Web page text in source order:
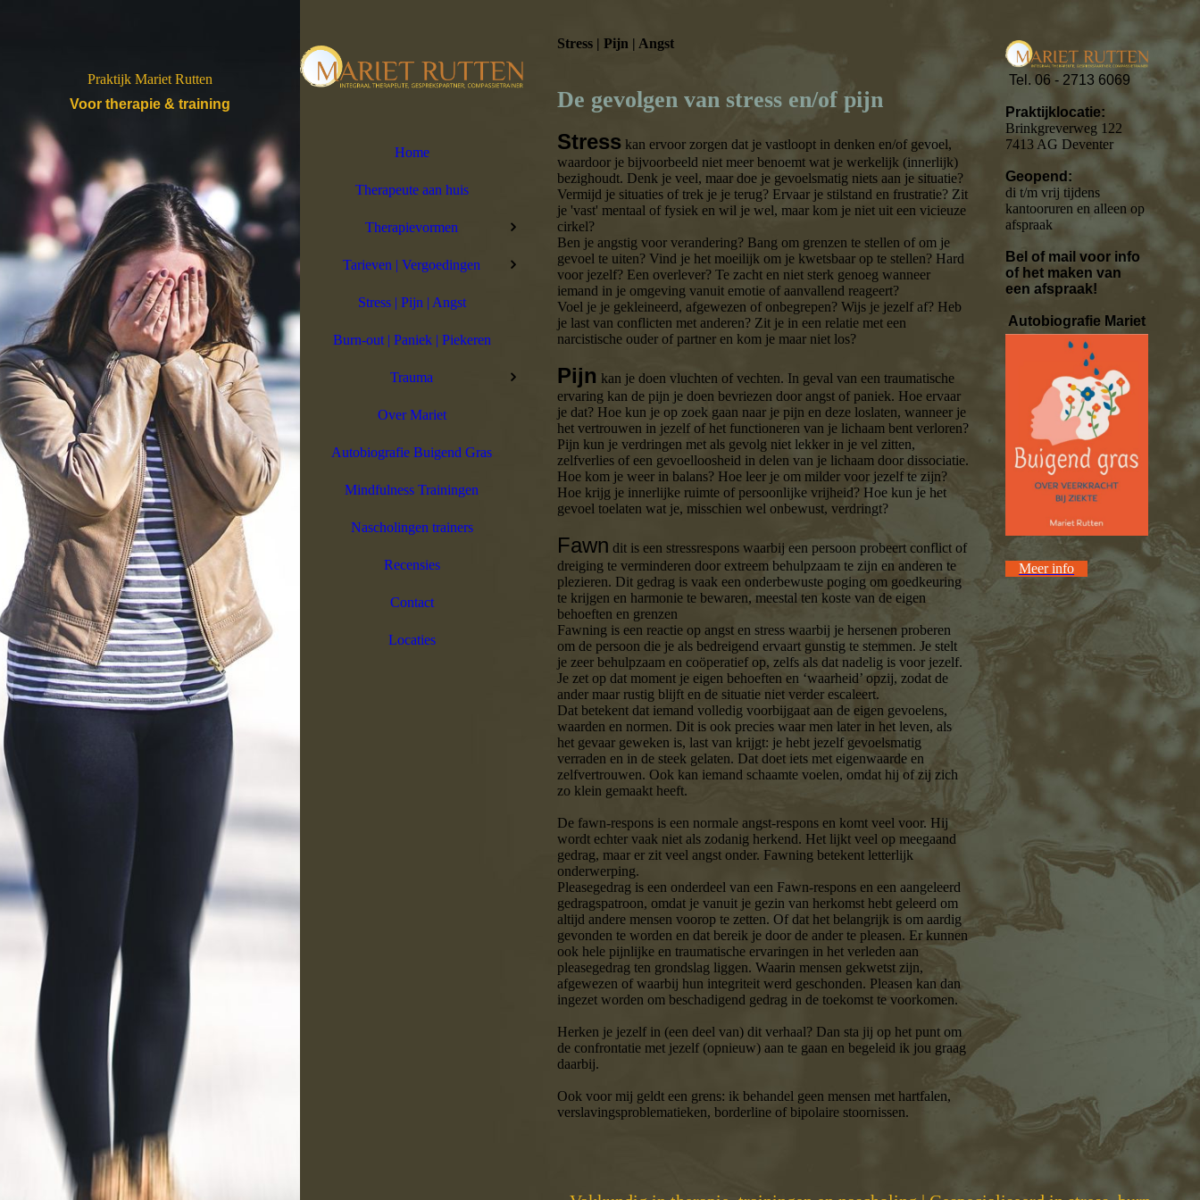
Praktijk Mariet Rutten
Voor therapie & training
Home
Therapeute aan huis
Therapievormen
Tarieven | Vergoedingen
Stress | Pijn | Angst
Burn-out | Paniek | Piekeren
Trauma
Over Mariet
Autobiografie Buigend Gras
Mindfulness Trainingen
Nascholingen trainers
Recensies
Contact
Locaties
Stress | Pijn | Angst
De gevolgen van stress en/of pijn
Stresskan ervoor zorgen dat je vastloopt in denken en/of gevoel,
waardoor je bijvoorbeeld niet meer benoemt wat je werkelijk (innerlijk)
bezighoudt. Denk je veel, maar doe je gevoelsmatig niets aan je situatie?
Vermijd je situaties of trek je je terug? Ervaar je stilstand en frustratie? Zit
je 'vast' mentaal of fysiek en wil je wel, maar kom je niet uit een vicieuze
cirkel?
Ben je angstig voor verandering? Bang om grenzen te stellen of om je
gevoel te uiten? Vind je het moeilijk om je kwetsbaar op te stellen? Hard
voor jezelf? Een overlever? Te zacht en niet sterk genoeg wanneer
iemand in je omgeving vanuit emotie of aanvallend reageert?
Voel je je gekleineerd, afgewezen of onbegrepen? Wijs je jezelf af? Heb
je last van conflicten met anderen? Zit je in een relatie met een
narcistische ouder of partner en kom je maar niet los?
Pijn kan je doen vluchten of vechten. In geval van een traumatische
ervaring kan de pijn je doen bevriezen door angst of paniek. Hoe ervaar
je dat? Hoe kun je op zoek gaan naar je pijn en deze loslaten, wanneer je
het vertrouwen in jezelf of het functioneren van je lichaam bent verloren?
Pijn kun je verdringen met als gevolg niet lekker in je vel zitten,
zelfverlies of een gevoelloosheid in delen van je lichaam door dissociatie.
Hoe kom je weer in balans? Hoe leer je om milder voor jezelf te zijn?
Hoe krijg je innerlijke ruimte of persoonlijke vrijheid? Hoe kun je het
gevoel toelaten wat je, misschien wel onbewust, verdringt?
Fawn dit is een stressrespons waarbij een persoon probeert conflict of
dreiging te verminderen door extreem behulpzaam te zijn en anderen te
plezieren. Dit gedrag is vaak een onderbewuste poging om goedkeuring
te krijgen en harmonie te bewaren, meestal ten koste van de eigen
behoeften en grenzen
Fawning is een reactie op angst en stress waarbij je hersenen proberen
om de persoon die je als bedreigend ervaart gunstig te stemmen. Je stelt
je zeer behulpzaam en coöperatief op, zelfs als dat nadelig is voor jezelf.
Je zet op dat moment je eigen behoeften en ‘waarheid’ opzij, zodat de
ander maar rustig blijft en de situatie niet verder escaleert.
Dat betekent dat iemand volledig voorbijgaat aan de eigen gevoelens,
waarden en normen. Dit is ook precies waar men later in het leven, als
het gevaar geweken is, last van krijgt: je hebt jezelf gevoelsmatig
verraden en in de steek gelaten. Dat doet iets met eigenwaarde en
zelfvertrouwen. Ook kan iemand schaamte voelen, omdat hij of zij zich
zo klein gemaakt heeft.
De fawn-respons is een normale angst-respons en komt veel voor. Hij
wordt echter vaak niet als zodanig herkend. Het lijkt veel op meegaand
gedrag, maar er zit veel angst onder. Fawning betekent letterlijk
onderwerping.
Pleasegedrag is een onderdeel van een Fawn-respons en een aangeleerd
gedragspatroon, omdat je vanuit je gezin van herkomst hebt geleerd om
altijd andere mensen voorop te zetten. Of dat het belangrijk is om aardig
gevonden te worden en dat bereik je door de ander te pleasen. Er kunnen
ook hele pijnlijke en traumatische ervaringen in het verleden aan
pleasegedrag ten grondslag liggen. Waarin mensen gekwetst zijn,
afgewezen of waarbij hun integriteit werd geschonden. Pleasen kan dan
ingezet worden om beschadigend gedrag in de toekomst te voorkomen.
Herken je jezelf in (een deel van) dit verhaal? Dan sta jij op het punt om
de confrontatie met jezelf (opnieuw) aan te gaan en begeleid ik jou graag
daarbij.
Ook voor mij geldt een grens: ik behandel geen mensen met hartfalen,
verslavingsproblematieken, borderline of bipolaire stoornissen.
Tel. 06 - 2713 6069
Praktijklocatie:
Brinkgreverweg 122
7413 AG Deventer
Geopend:
di t/m vrij tijdens
kantooruren en alleen op
afspraak
Bel of mail voor info
of het maken van
een afspraak!
Autobiografie Mariet
Meer info